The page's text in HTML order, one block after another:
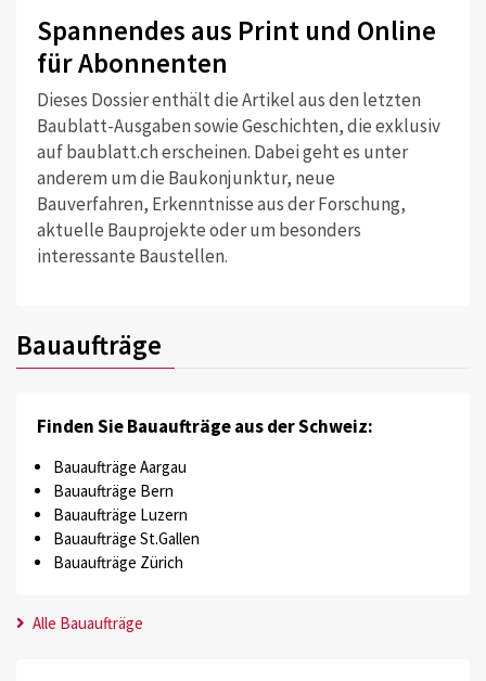
Spannendes aus Print und Online
für Abonnenten
Dieses Dossier enthält die Artikel aus den letzten
Baublatt-Ausgaben sowie Geschichten, die exklusiv
auf baublatt.ch erscheinen. Dabei geht es unter
anderem um die Baukonjunktur, neue
Bauverfahren, Erkenntnisse aus der Forschung,
aktuelle Bauprojekte oder um besonders
interessante Baustellen.
Bauaufträge
Finden Sie Bauaufträge aus der Schweiz:
Bauaufträge Aargau
Bauaufträge Bern
Bauaufträge Luzern
Bauaufträge St.Gallen
Bauaufträge Zürich
Alle Bauaufträge